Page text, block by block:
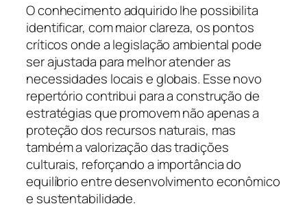
O conhecimento adquirido lhe possibilita
identificar, com maior clareza, os pontos
críticos onde a legislação ambiental pode
ser ajustada para melhor atender as
necessidades locais e globais. Esse novo
repertório contribui para a construção de
estratégias que promovem não apenas a
proteção dos recursos naturais, mas
também a valorização das tradições
culturais, reforçando a importância do
equilíbrio entre desenvolvimento econômico
e sustentabilidade.